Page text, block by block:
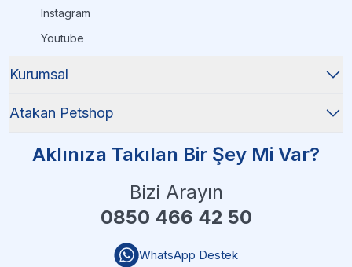
Instagram
Youtube
Kurumsal
Atakan Petshop
Aklınıza Takılan Bir Şey Mi Var?
Bizi Arayın
0850 466 42 50
WhatsApp Destek